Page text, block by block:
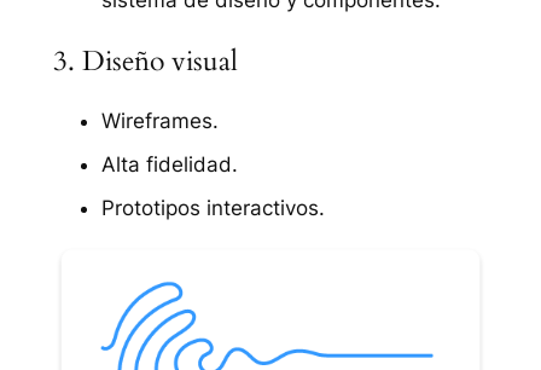
3. Diseño visual
Wireframes.
Alta fidelidad.
Prototipos interactivos.